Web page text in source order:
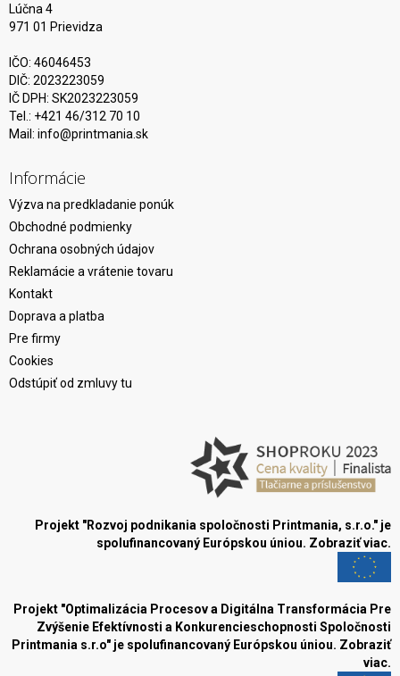
Lúčna 4
971 01 Prievidza
IČO: 46046453
DIČ: 2023223059
IČ DPH: SK2023223059
Tel.: +421 46/312 70 10
Mail: info@printmania.sk
Informácie
Výzva na predkladanie ponúk
Obchodné podmienky
Ochrana osobných údajov
Reklamácie a vrátenie tovaru
Kontakt
Doprava a platba
Pre firmy
Cookies
Odstúpiť od zmluvy tu
Projekt "Rozvoj podnikania spoločnosti Printmania, s.r.o." je
spolufinancovaný Európskou úniou. Zobraziť viac.
Projekt "Optimalizácia Procesov a Digitálna Transformácia Pre
Zvýšenie Efektívnosti a Konkurencieschopnosti Spoločnosti
Printmania s.r.o" je spolufinancovaný Európskou úniou. Zobraziť
viac.